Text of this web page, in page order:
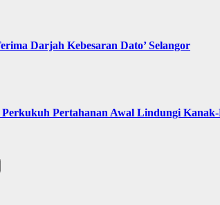
Darjah Kebesaran Dato’ Selangor
Pertahanan Awal Lindungi